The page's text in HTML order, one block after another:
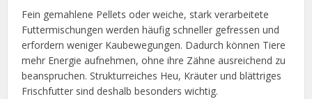
Fein gemahlene Pellets oder weiche, stark verarbeitete
Futtermischungen werden häufig schneller gefressen und
erfordern weniger Kaubewegungen. Dadurch können Tiere
mehr Energie aufnehmen, ohne ihre Zähne ausreichend zu
beanspruchen. Strukturreiches Heu, Kräuter und blättriges
Frischfutter sind deshalb besonders wichtig.